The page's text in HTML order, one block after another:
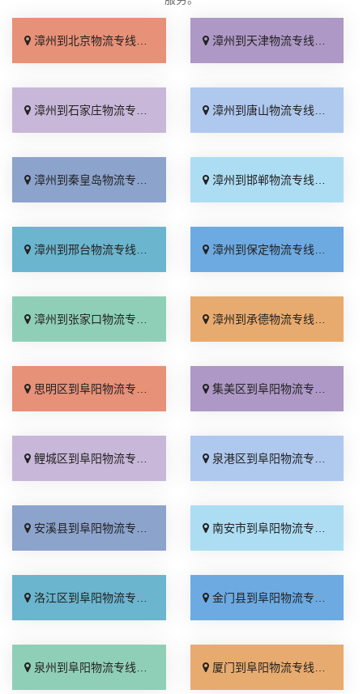
漳州到北京物流专线_收费标准「服务周到」 漳州到天津物流专线_直达特快专线「需要几天」
漳州到石家庄物流专线_专线快运「全境到达」 漳州到唐山物流专线_高速快运「快速响应」
漳州到秦皇岛物流专线_资质齐全「急你所需」 漳州到邯郸物流专线_全境到达「托运放心」
漳州到邢台物流专线_运价行情「高效快运」 漳州到保定物流专线_准时到货「全程直达」
漳州到张家口物流专线_来电咨询「直通专线」 漳州到承德物流专线_收费标准「合同承运」
思明区到阜阳物流专线_运价实惠「上门取件」 集美区到阜阳物流专线_实时跟踪 「随叫随到」
鲤城区到阜阳物流专线_几天到达「市县派送」 泉港区到阜阳物流专线_限时必达「整车配货」
安溪县到阜阳物流专线_计费标准「多少一方」 南安市到阜阳物流专线_多少公里「放心物流」
洛江区到阜阳物流专线_零担配货「多少公里」 金门县到阜阳物流专线_专业可靠「放心物流」
泉州到阜阳物流专线_快运有保障「多久能到」 厦门到阜阳物流专线_要多少钱「限时必达」